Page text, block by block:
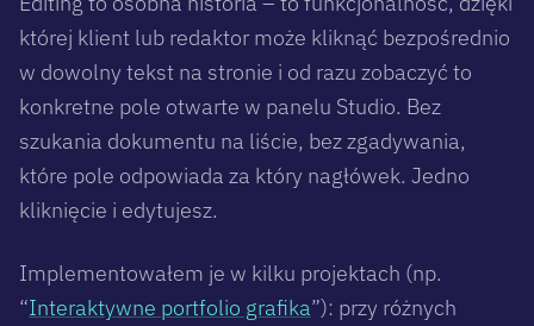
której klient lub redaktor może kliknąć bezpośrednio
w dowolny tekst na stronie i od razu zobaczyć to
konkretne pole otwarte w panelu Studio. Bez
szukania dokumentu na liście, bez zgadywania,
które pole odpowiada za który nagłówek. Jedno
kliknięcie i edytujesz.
Implementowałem je w kilku projektach (np.
“Interaktywne portfolio grafika”): przy różnych